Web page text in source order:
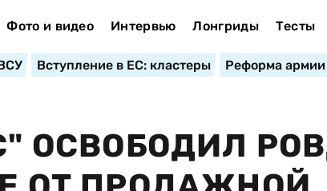
Фото и видео Интервью Лонгриды Тесты
Вступление в ЕС: кластеры Реформа армии
ОСВОБОДИЛ